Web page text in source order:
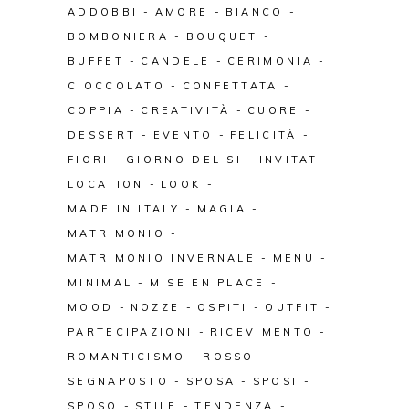
ADDOBBI AMORE
BIANCO
BOMBONIERA
BOUQUET
BUFFET
CANDELE
CERIMONIA
CIOCCOLATO
CONFETTATA
COPPIA
CREATIVITÀ
CUORE
DESSERT
EVENTO
FELICITÀ
FIORI
GIORNO DEL SI
INVITATI
LOCATION
LOOK
MADE IN ITALY
MAGIA
MATRIMONIO
MATRIMONIO INVERNALE
MENU
MINIMAL
MISE EN PLACE
MOOD
NOZZE OSPITI
OUTFIT
PARTECIPAZIONI
RICEVIMENTO
ROMANTICISMO
ROSSO
SEGNAPOSTO
SPOSA
SPOSI
SPOSO
STILE
TENDENZA